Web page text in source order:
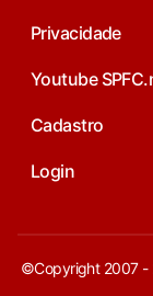
Privacidade
Youtube
Cadastro
Login
©Copyright 2007 -